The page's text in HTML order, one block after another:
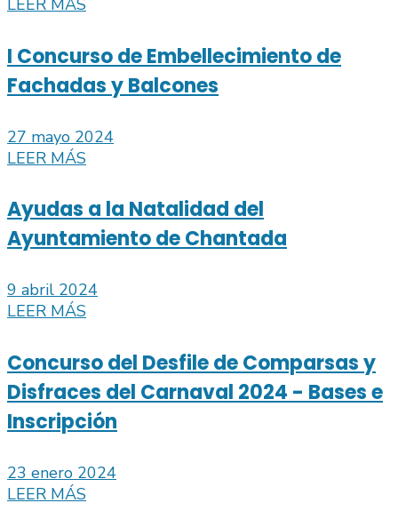
LEER MÁS
I Concurso de Embellecimiento de
Fachadas y Balcones
27 mayo 2024
LEER MÁS
Ayudas a la Natalidad del
Ayuntamiento de Chantada
9 abril 2024
LEER MÁS
Concurso del Desfile de Comparsas y
Disfraces del Carnaval 2024 - Bases e
Inscripción
23 enero 2024
LEER MÁS